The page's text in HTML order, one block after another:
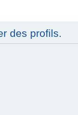
des profils.